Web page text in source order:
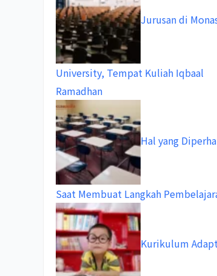
Jurusan di
University, Tempat Kuliah Iqbaal
Ramadhan
Hal yang
Saat Membuat Langkah
Kurikulum